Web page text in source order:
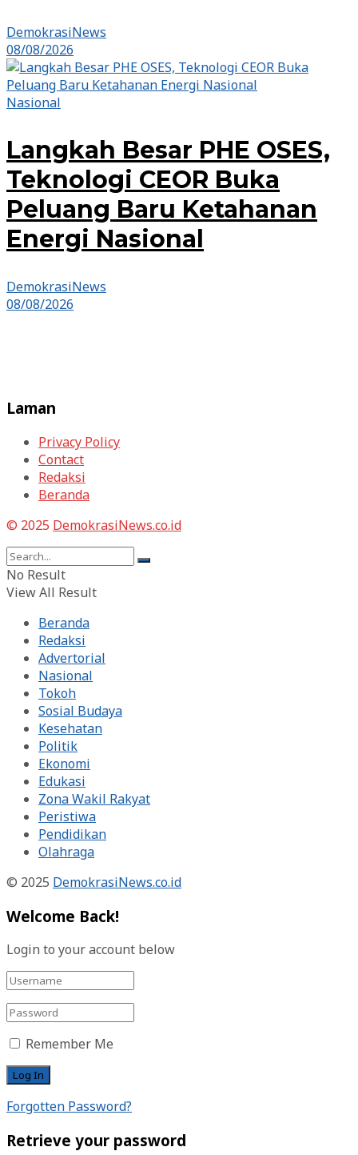
DemokrasiNews
08/08/2026
Nasional
Langkah Besar PHE OSES,
Teknologi CEOR Buka
Peluang Baru Ketahanan
Energi Nasional
DemokrasiNews
08/08/2026
Laman
Privacy Policy
Contact
Redaksi
Beranda
© 2025 DemokrasiNews.co.id
No Result
View All Result
Beranda
Redaksi
Advertorial
Nasional
Tokoh
Sosial Budaya
Kesehatan
Politik
Ekonomi
Edukasi
Zona Wakil Rakyat
Peristiwa
Pendidikan
Olahraga
© 2025 DemokrasiNews.co.id
Welcome Back!
Login to your account below
Remember Me
Forgotten Password?
Retrieve your password